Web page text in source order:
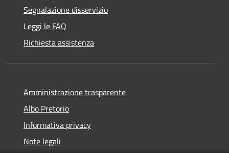
Segnalazione disservizio
Leggi le FAQ
Richiesta assistenza
Amministrazione trasparente
Albo Pretorio
Informativa privacy
Note legali